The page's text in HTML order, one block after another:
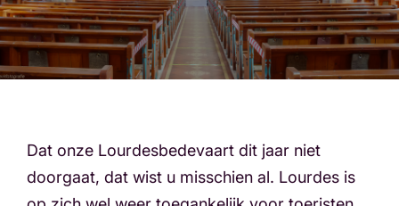
Dat onze Lourdesbedevaart dit jaar niet
doorgaat, dat wist u misschien al. Lourdes is